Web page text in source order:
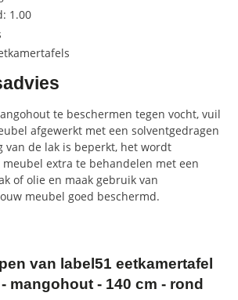
1.00
te beschermen tegen vocht, vuil
afgewerkt met een solventgedragen
van de lak is beperkt, het wordt
extra te behandelen met een
of olie en maak gebruik van
meubel goed beschermd.
van label51 eetkamertafel
mangohout - 140 cm - rond